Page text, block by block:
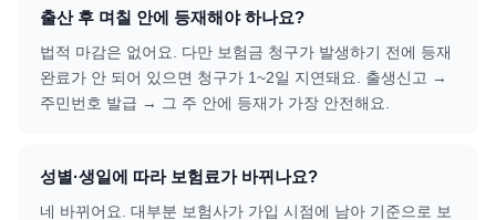
출산 후 며칠 안에 등재해야 하나요?
법적 마감은 없어요. 다만 보험금 청구가 발생하기 전에 등재
완료가 안 되어 있으면 청구가 1~2일 지연돼요. 출생신고 →
주민번호 발급 → 그 주 안에 등재가 가장 안전해요.
성별·생일에 따라 보험료가 바뀌나요?
네 바뀌어요. 대부분 보험사가 가입 시점에 남아 기준으로 보